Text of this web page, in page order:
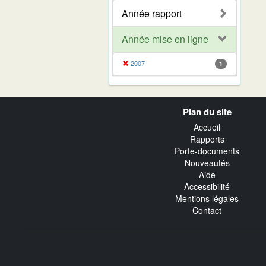
Année rapport
Année mise en ligne
2007 1
Plan du site
Accueil
Rapports
Porte-documents
Nouveautés
Aide
Accessibilité
Mentions légales
Contact